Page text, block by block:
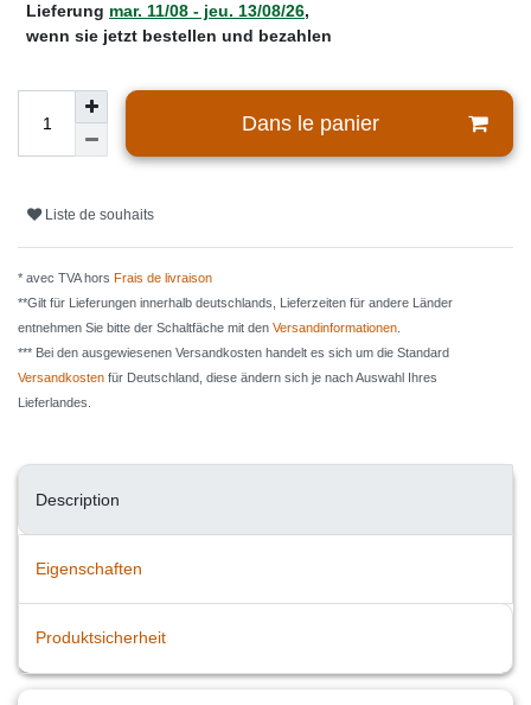
Lieferung mar. 11/08 - jeu. 13/08/26,
wenn sie jetzt bestellen und bezahlen
Dans le panier
Liste de souhaits
* avec TVA hors Frais de livraison
**Gilt für Lieferungen innerhalb deutschlands, Lieferzeiten für andere Länder
entnehmen Sie bitte der Schaltfäche mit den Versandinformationen
*** Bei den ausgewiesenen Versandkosten handelt es sich um die Standard
Versandkosten für Deutschland, diese ändern sich je nach Auswahl Ihres
Lieferlandes.
Description
Eigenschaften
Produktsicherheit